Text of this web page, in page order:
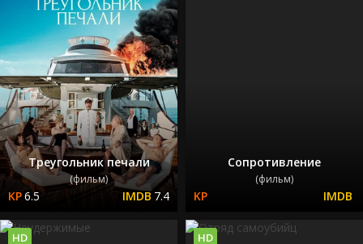
Треугольник печали
(фильм)
6.5 7.4
Сопротивление
(фильм)
HD HD